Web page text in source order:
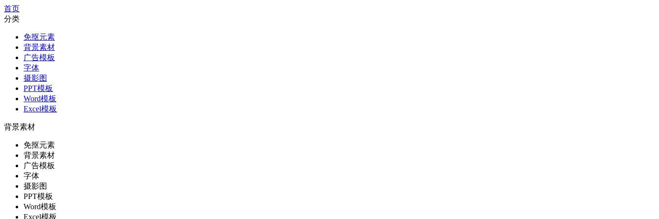
首页
分类
免抠元素
背景素材
广告模板
字体
摄影图
PPT模板
Word模板
Excel模板
背景素材
免抠元素
背景素材
广告模板
字体
摄影图
PPT模板
Word模板
Excel模板